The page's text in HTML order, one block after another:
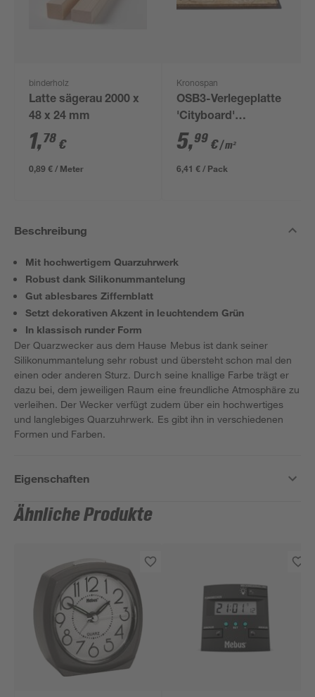
binderholz
Latte sägerau 2000 x
48 x 24 mm
1,78 €
0,89 € / Meter
Kronospan
OSB3-Verlegeplatte
'Cityboard'
ungeschliffen 1690 x
634 x 12 mm
5,99 €/ m²
6,41 € / Pack
Beschreibung
Mit hochwertigem Quarzuhrwerk
Robust dank Silikonummantelung
Gut ablesbares Ziffernblatt
Setzt dekorativen Akzent in leuchtendem Grün
In klassisch runder Form
Der Quarzwecker aus dem Hause Mebus ist dank seiner
Silikonummantelung sehr robust und übersteht schon mal den
einen oder anderen Sturz. Durch seine knallige Farbe trägt er
dazu bei, dem jeweiligen Raum eine freundliche Atmosphäre zu
verleihen. Der Wecker verfügt zudem über ein hochwertiges
und langlebiges Quarzuhrwerk. Es gibt ihn in verschiedenen
Formen und Farben.
Eigenschaften
Ähnliche Produkte